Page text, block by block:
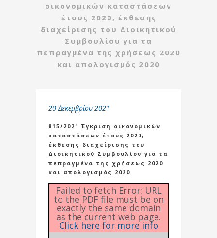
οικονομικών καταστάσεων
έτους 2020, έκθεσης
διαχείρισης του Διοικητικού
Συμβουλίου για τα
πεπραγμένα της χρήσεως 2020
και απολογισμός 2020
20 Δεκεμβρίου 2021
815/2021 Έγκριση οικονομικών
καταστάσεων έτους 2020,
έκθεσης διαχείρισης του
Διοικητικού Συμβουλίου για τα
πεπραγμένα της χρήσεως 2020
και απολογισμός 2020
Failed to fetch Error: URL
to the PDF file must be on
exactly the same domain
as the current web page.
Click here for more info